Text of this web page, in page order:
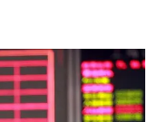
钟睒睒：必须限制电商平台权力
大连一起飞航班因乘客可乐爆瓶折返